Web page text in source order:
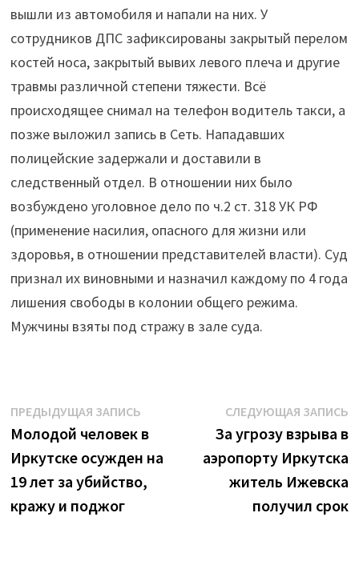
вышли из автомобиля и напали на них. У
сотрудников ДПС зафиксированы закрытый перелом
костей носа, закрытый вывих левого плеча и другие
травмы различной степени тяжести. Всё
происходящее снимал на телефон водитель такси, а
позже выложил запись в Сеть. Нападавших
полицейские задержали и доставили в
следственный отдел. В отношении них было
возбуждено уголовное дело по ч.2 ст. 318 УК РФ
(применение насилия, опасного для жизни или
здоровья, в отношении представителей власти). Суд
признал их виновными и назначил каждому по 4 года
лишения свободы в колонии общего режима.
Мужчины взяты под стражу в зале суда.
Навигация
по
записям
ПРЕДЫДУЩАЯ ЗАПИСЬПредыдущая
запись:
Молодой человек в
Иркутске осужден на
19 лет за убийство,
кражу и поджог
СЛЕДУЮЩАЯ ЗАПИСЬ
За угрозу взрыва в
аэропорту Иркутска
житель Ижевска
получил срок